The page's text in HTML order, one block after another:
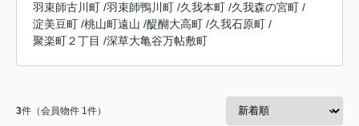
羽束師古川町 /羽束師鴨川町 /久我本町 /久我森の宮町 /
淀美豆町 /桃山町遠山 /醍醐大高町 /久我石原町 /
聚楽町２丁目 /深草大亀谷万帖敷町
3件（会員物件 1件）